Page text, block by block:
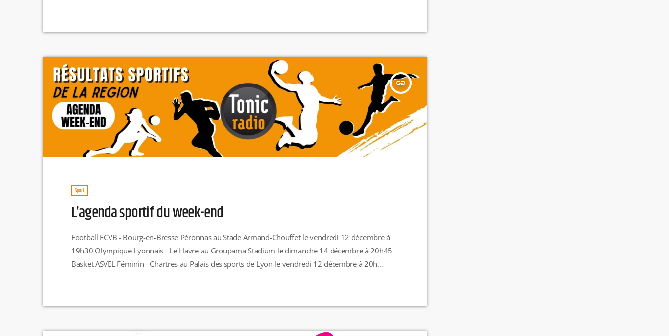
insert_link
Sport
L’agenda sportif du week-end
Football FCVB - Bourg-en-Bresse Péronnas au Stade Armand-Chouffet le vendredi 12 décembre à
19h30 Olympique Lyonnais - Le Havre au Groupama Stadium le dimanche 14 décembre à 20h45
Basket ASVEL Féminin - Chartres au Palais des sports de Lyon le vendredi 12 décembre à 20h